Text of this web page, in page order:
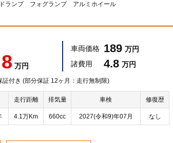
ランプ フォグランプ アルミホイール
万円
車両価格 189 万円
諸費用
4.8 万円
証付き (部分保証 12ヶ月：走行無制限)
走行距離 排気量 車検 修復歴
4.1万Km 660cc 2027(令和9)年07月 なし